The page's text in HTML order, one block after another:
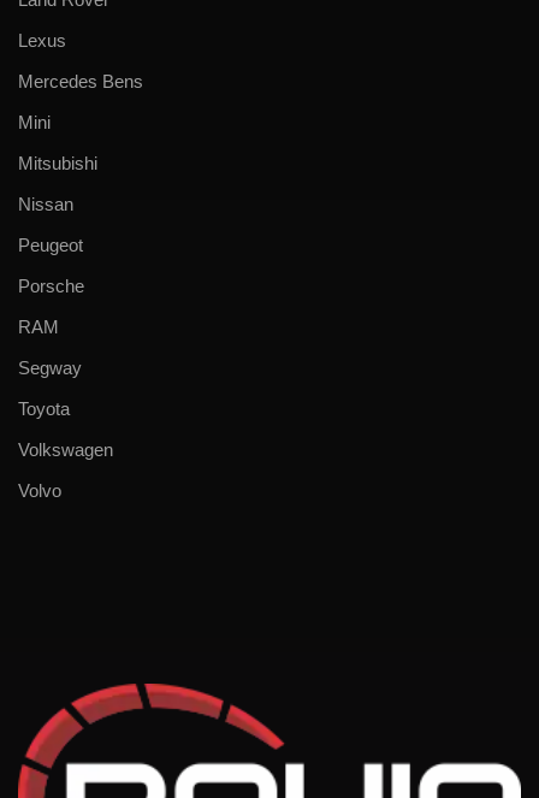
Lexus
Mercedes Bens
Mini
Mitsubishi
Nissan
Peugeot
Porsche
RAM
Segway
Toyota
Volkswagen
Volvo